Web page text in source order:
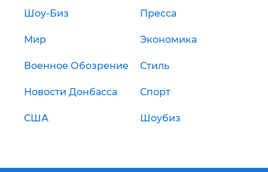
Шоу-Биз Пресса
Мир Экономика
Военное Обозрение Стиль
Новости Донбасса Спорт
США Шоубиз